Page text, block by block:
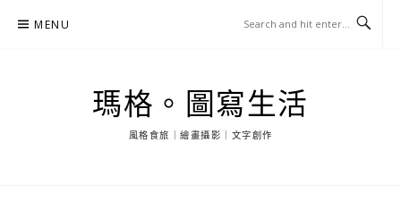
MENU
瑪格。圖寫生活
風格食旅｜繪畫攝影｜文字創作